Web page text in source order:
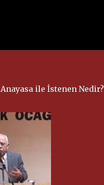
ile İstenen Nedir?